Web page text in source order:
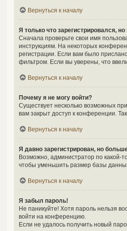
Вернуться к началу
Я только что зарегистрировался, но
Сначала проверьте свои имя
инструкциям. На некоторых
регистрации. Если вам было
фильтром. Если вы уверены, что
Вернуться к началу
Почему я не могу войти?
Существует несколько возможных
вам закрыт доступ к конференции.
Вернуться к началу
Я давно зарегистрирован, но
Возможно, администратор по какой-
чтобы уменьшить размер базы
Вернуться к началу
Я забыл пароль!
Не паникуйте! Хотя пароль нельзя
войти на конференцию.
Если не удалось получить новый